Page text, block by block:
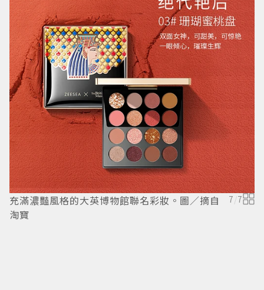
充滿濃豔風格的大英博物館聯名彩妝。圖／摘自
淘寶
7/7